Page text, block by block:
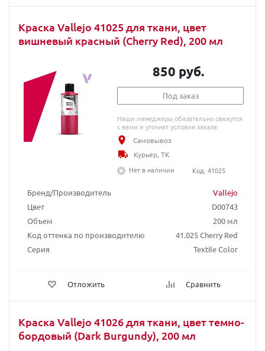
Краска Vallejo 41025 для ткани, цвет
вишневый красный (Cherry Red), 200 мл
Бренд/Производитель
Vallejo
Цвет
D00743
Объем
200 мл
Код оттенка по производителю
41.025 Cherry Red
Серия
Textile Color
Отложить Сравнить
850 руб.
Под заказ
Наши менеджеры обязательно свяжутся
с вами и уточнят условия заказа
Самовывоз
Курьер, ТК
Нет в наличии
Код: 41025
Краска Vallejo 41026 для ткани, цвет темно-
бордовый (Dark Burgundy), 200 мл